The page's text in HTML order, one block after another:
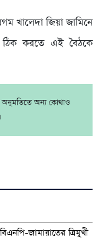
খালেদা জিয়া জামিনে
ঠিক করতে এই বৈঠকে
অনুমতিতে অন্য কোথাও
জামায়াতের ত্রিমুখী